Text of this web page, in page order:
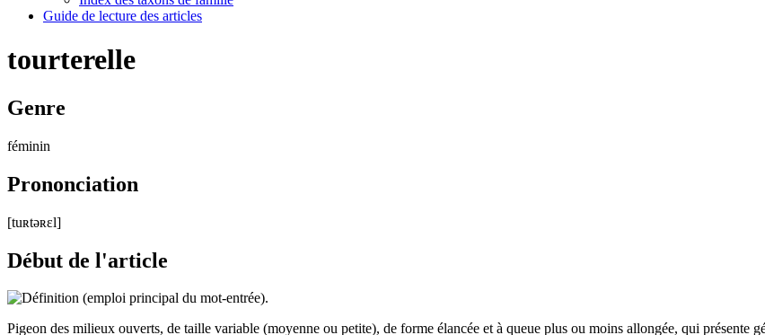
Guide de lecture des articles
tourterelle
Genre
féminin
Prononciation
[tuʀtəʀɛl]
Début de l'article
Pigeon des milieux ouverts, de taille variable (moyenne ou petite), de forme élancée et à queue plus ou moins allongée, qui présente